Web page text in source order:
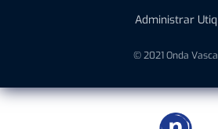
Administrar Utiq
© 2021 Onda Vasca